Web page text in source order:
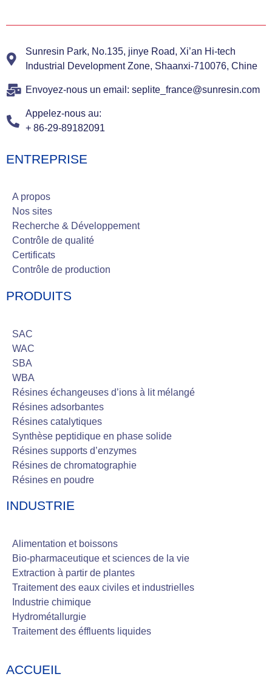
Sunresin Park, No.135, jinye Road, Xi’an Hi-tech
Industrial Development Zone, Shaanxi-710076, Chine
Envoyez-nous un email: seplite_france@sunresin.com
Appelez-nous au:
+ 86-29-89182091
ENTREPRISE
A propos
Nos sites
Recherche & Développement
Contrôle de qualité
Certificats
Contrôle de production
PRODUITS
SAC
WAC
SBA
WBA
Résines échangeuses d’ions à lit mélangé
Résines adsorbantes
Résines catalytiques
Synthèse peptidique en phase solide
Résines supports d’enzymes
Résines de chromatographie
Résines en poudre
INDUSTRIE
Alimentation et boissons
Bio-pharmaceutique et sciences de la vie
Extraction à partir de plantes
Traitement des eaux civiles et industrielles
Industrie chimique
Hydrométallurgie
Traitement des éffluents liquides
ACCUEIL